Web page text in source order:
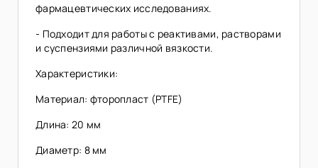
фармацевтических исследованиях.
- Подходит для работы с реактивами, растворами
и суспензиями различной вязкости.
Характеристики:
Материал: фторопласт (PTFE)
Длина: 20 мм
Диаметр: 8 мм